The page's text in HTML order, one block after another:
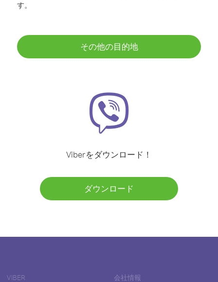
す。
その他の目的地
Viberをダウンロード！
ダウンロード
VIBER 会社情報